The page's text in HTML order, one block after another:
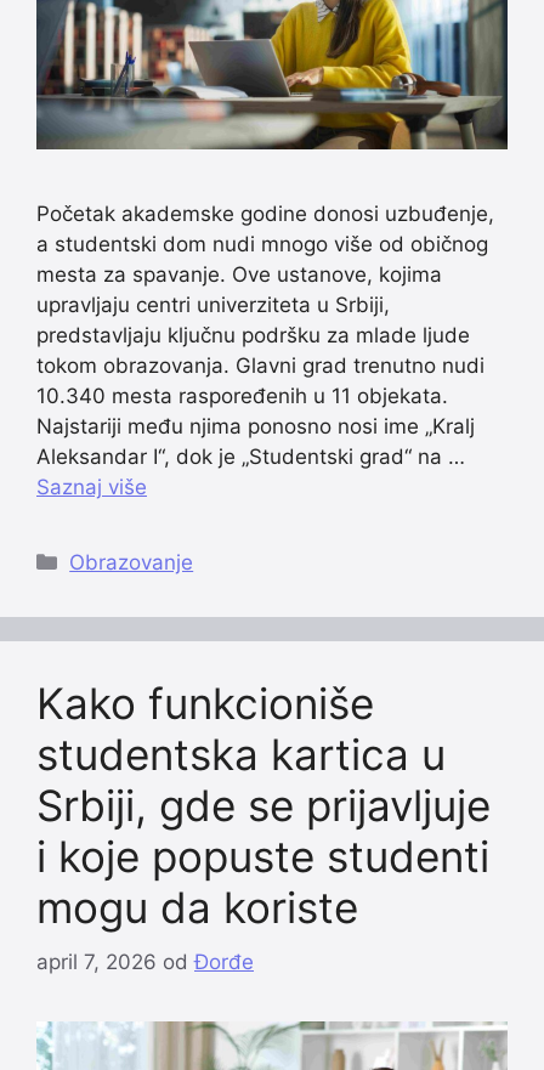
Početak akademske godine donosi uzbuđenje,
a studentski dom nudi mnogo više od običnog
mesta za spavanje. Ove ustanove, kojima
upravljaju centri univerziteta u Srbiji,
predstavljaju ključnu podršku za mlade ljude
tokom obrazovanja. Glavni grad trenutno nudi
10.340 mesta raspoređenih u 11 objekata.
Najstariji među njima ponosno nosi ime „Kralj
Aleksandar I“, dok je „Studentski grad“ na …
Saznaj više
Categories
Obrazovanje
Kako funkcioniše
studentska kartica u
Srbiji, gde se prijavljuje
i koje popuste studenti
mogu da koriste
april 7, 2026 odĐorđe